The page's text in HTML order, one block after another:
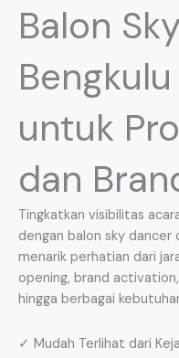
Balon
untuk
dan
Tingkatkan visibilitas
dengan balon sky
menarik perhatian dari
opening, brand
hingga berbagai
✓ Mudah Terlihat dari